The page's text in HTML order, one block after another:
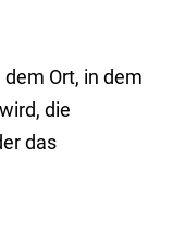
Ort, in dem
die
das